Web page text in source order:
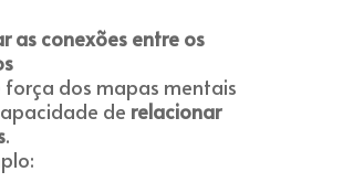
as conexões entre os
força dos mapas mentais
de relacionar
.